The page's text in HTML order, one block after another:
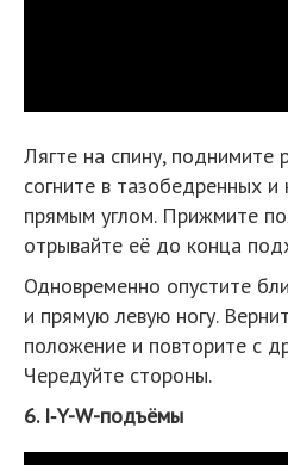
Лягте на спину, поднимите
согните в тазобедренных
прямым углом. Прижмите
отрывайте её до конца
Одновременно опустите
и прямую левую ногу.
положение и повторите с
Чередуйте стороны.
6. I‑Y-W-подъёмы